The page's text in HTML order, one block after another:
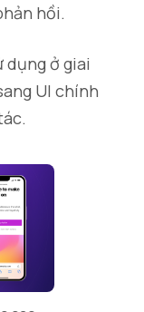
hồi.
ở giai
UI chính